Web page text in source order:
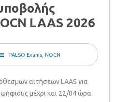
LAAS 2026
PALSO Exams, NOCN
αιτήσεων LAAS για
μέχρι και 22/04 ώρα